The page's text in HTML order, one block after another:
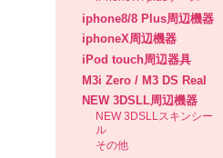
iphone8/8 Plus周辺機器
iphoneX周辺機器
iPod touch周辺器具
M3i Zero / M3 DS Real
NEW 3DSLL周辺機器
NEW 3DSLLスキンシー
ル
その他